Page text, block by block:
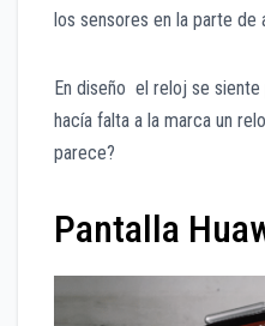
los sensores en la parte de
En diseño el reloj se
hacía falta a la marca un
parece?
Pantalla